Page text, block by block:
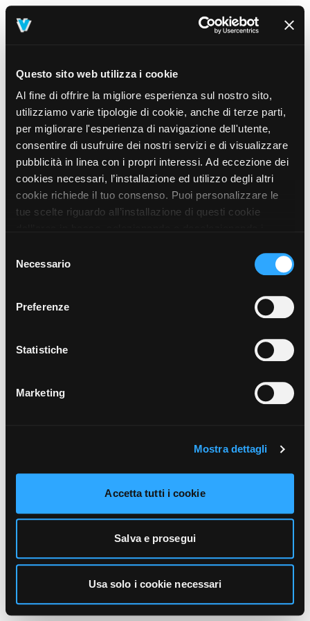
Questo sito web utilizza i cookie
Al fine di offrire la migliore esperienza sul nostro sito,
utilizziamo varie tipologie di cookie, anche di terze parti,
per migliorare l'esperienza di navigazione dell'utente,
consentire di usufruire dei nostri servizi e di visualizzare
pubblicità in linea con i propri interessi. Ad eccezione dei
cookies necessari, l’installazione ed utilizzo degli altri
cookie richiede il tuo consenso. Puoi personalizzare le
tue scelte riguardo all’installazione di questi cookie
prosegui” o decidere di accettare tutti i cookie, cliccando
sul pulsante “Accetta tutti i cookie”. Cliccando sul tasto
unicamente i cookie necessari alla navigazione. Per
funzionamento, puoi prendere visione dell’informativa
cliccando qui.
delNecessario
Preferenze
Statistiche
Marketing
Mostra dettagli
Accetta tutti i cookie
Salva e prosegui
Usa solo i cookie necessari
404